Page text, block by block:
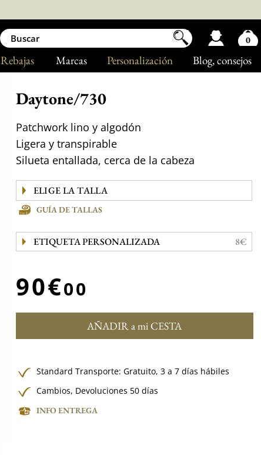
Blog, consejos
Personalización
Marcas
Rebajas
Daytone/730
Patchwork lino y algodón
Ligera y transpirable
Silueta entallada, cerca de la cabeza
GUÍA DE TALLAS
ETIQUETA PERSONALIZADA 8€
90€00
AÑADIR a mi CESTA
Standard Transporte:Gratuito,3 a 7 días hábiles
Cambios, Devoluciones 50 días
INFO ENTREGA
0